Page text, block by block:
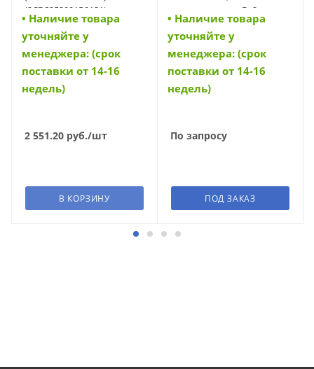
(2CDS252001R0131)
• Наличие товара
уточняйте у
менеджера: (срок
поставки от 14-16
недель)
2 551.20 руб./шт
В КОРЗИНУ
характеристика D, 2-полюс,
Icn 6 kA (34702)
• Наличие товара
уточняйте у
менеджера: (срок
поставки от 14-16
недель)
По запросу
ПОД ЗАКАЗ